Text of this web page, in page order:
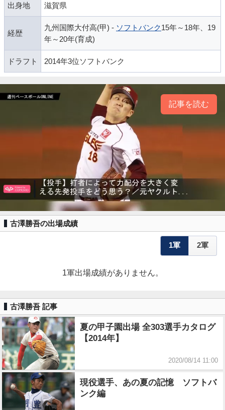
出身地 滋賀県
経歴
九州国際大付高(甲) - ソフトバンク15年～18年、19
年～20年(育成)
ドラフト 2014年3位ソフトバンク
記事を読む
古澤勝吾の出場成績
1軍 2軍
1軍出場成績がありません。
古澤勝吾 記事
夏の甲子園出場 全303選手カタログ
【2014年】
2020/08/14 11:00
現役選手、あの夏の記憶 ソフトバ
ンク編